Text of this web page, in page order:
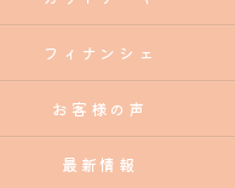
フィナンシェ
お客様の声
最新情報